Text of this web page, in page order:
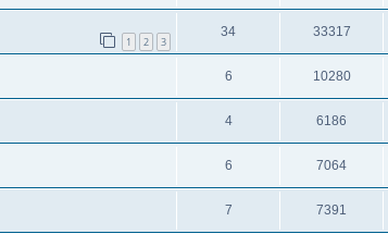
1 2 3
34 33317
6 10280
4 6186
6 7064
7 7391